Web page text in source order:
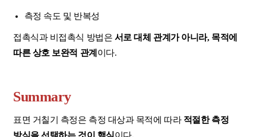
측정 속도 및 반복성
접촉식과 비접촉식 방법은 서로 대체 관계가 아니라, 목적에
따른 상호 보완적 관계 이다.
Summary
표면 거칠기 측정은 측정 대상과 목적에 따라 적절한 측정